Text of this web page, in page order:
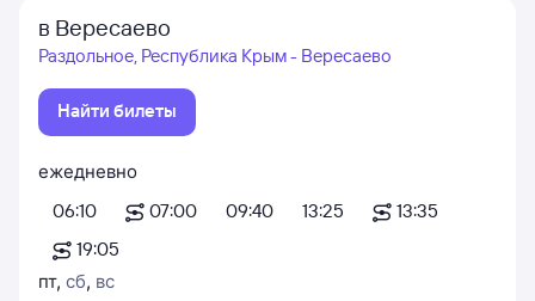
в Вересаево
Раздольное, Республика Крым - Вересаево
Найти билеты
ежедневно
06:10
07:00 09:40 13:25
13:35
19:05
пт, сб, вс